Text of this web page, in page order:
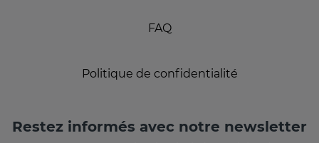
FAQ
Politique de confidentialité
Restez informés avec notre newsletter